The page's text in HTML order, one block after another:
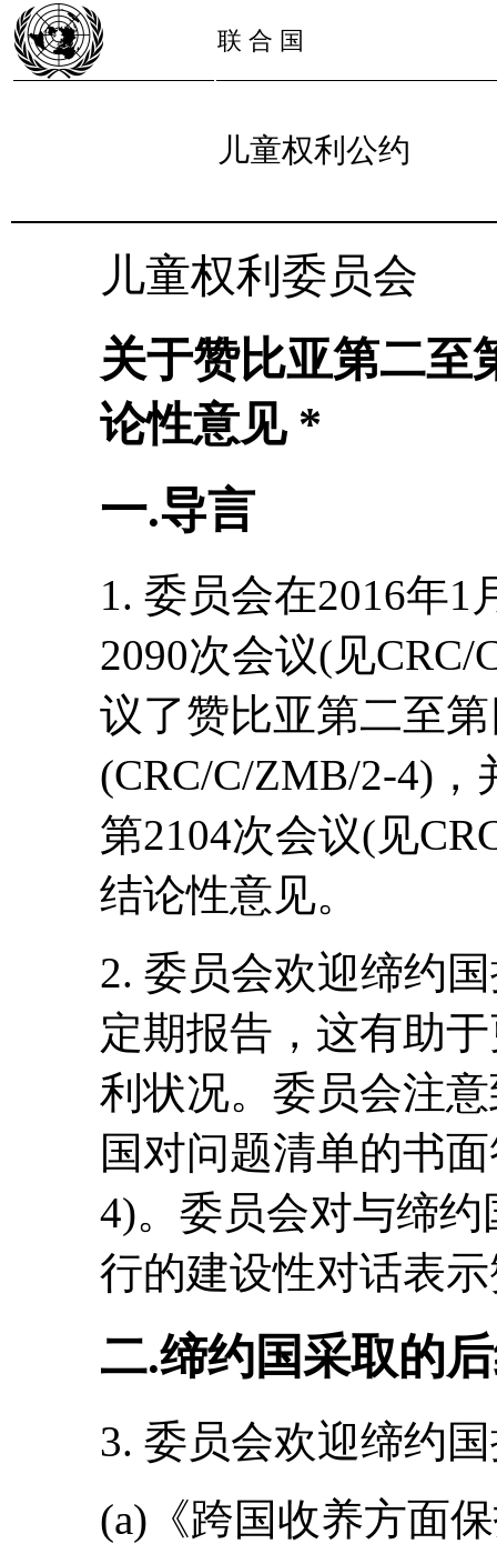
联 合 国
儿童权利公约
儿童权利委员会
关于赞比亚第二至
论性意见 *
一.导言
1. 委员会在2016年1
2090次会议(见CRC/
议了赞比亚第二至
(CRC/C/ZMB/2-4)，
第2104次会议(见
结论性意见。
2. 委员会欢迎缔约
定期报告，这有助
利状况。委员会注
国对问题清单的书
4)。委员会对与缔
行的建设性对话表
二.缔约国采取的
3. 委员会欢迎缔约
(a)《跨国收养方面